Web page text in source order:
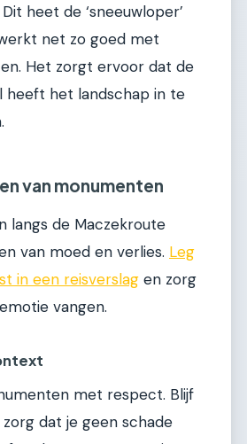
heet de ‘sneeuwloper’
net zo goed met
Het zorgt ervoor dat de
heeft het landschap in te
van monumenten
langs de Maczekroute
van moed en verlies. Leg
in een reisverslag en zorg
vangen.
met respect. Blijf
dat je geen schade